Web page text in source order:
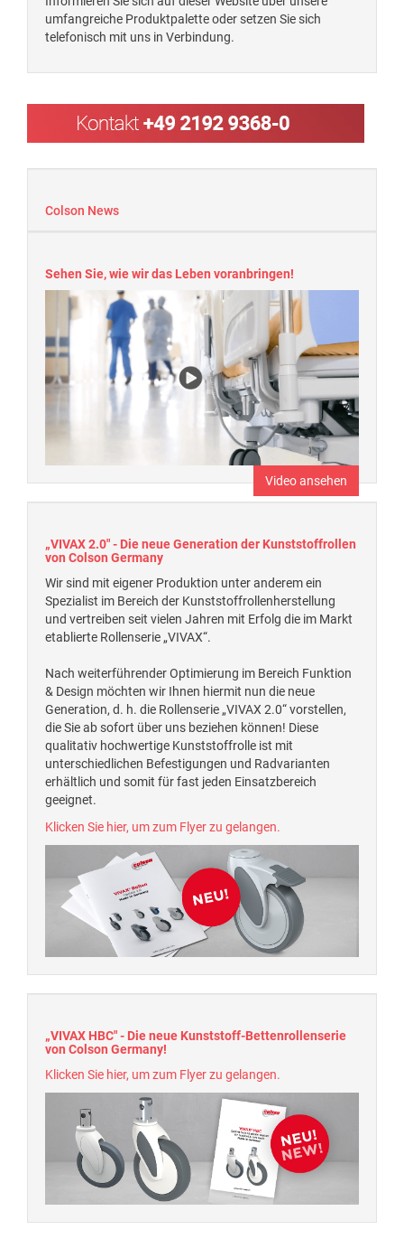
umfangreiche Produktpalette oder setzen Sie sich
telefonisch mit uns in Verbindung.
Colson News
Sehen Sie, wie wir das Leben voranbringen!
Video ansehen
„VIVAX 2.0" - Die neue Generation der Kunststoffrollen
von Colson Germany
Wir sind mit eigener Produktion unter anderem ein
Spezialist im Bereich der Kunststoffrollenherstellung
und vertreiben seit vielen Jahren mit Erfolg die im Markt
etablierte Rollenserie „VIVAX“.
Nach weiterführender Optimierung im Bereich Funktion
& Design möchten wir Ihnen hiermit nun die neue
Generation, d. h. die Rollenserie „VIVAX 2.0“ vorstellen,
die Sie ab sofort über uns beziehen können! Diese
qualitativ hochwertige Kunststoffrolle ist mit
unterschiedlichen Befestigungen und Radvarianten
erhältlich und somit für fast jeden Einsatzbereich
geeignet.
Klicken Sie hier, um zum Flyer zu gelangen.
„VIVAX HBC" - Die neue Kunststoff-Bettenrollenserie
von Colson Germany!
Klicken Sie hier, um zum Flyer zu gelangen.